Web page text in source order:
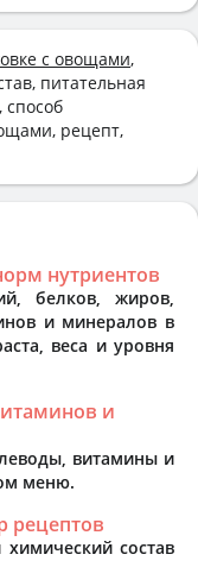
с овощами,
питательная
рецепт,
нутриентов
белков, жиров,
и минералов в
веса и уровня
и
витамины и
меню.
рецептов
состав